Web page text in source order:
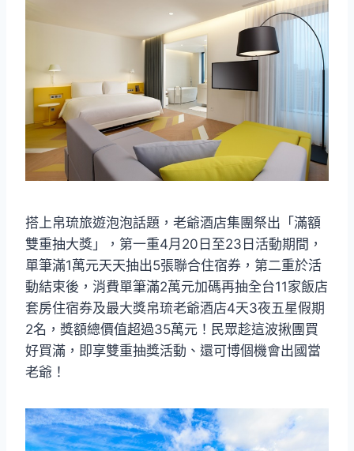
搭上帛琉旅遊泡泡話題，老爺酒店集團祭出「滿額
雙重抽大獎」，第一重4月20日至23日活動期間，
單筆滿1萬元天天抽出5張聯合住宿券，第二重於活
動結束後，消費單筆滿2萬元加碼再抽全台11家飯店
套房住宿券及最大獎帛琉老爺酒店4天3夜五星假期
2名，獎額總價值超過35萬元！民眾趁這波揪團買
好買滿，即享雙重抽獎活動、還可博個機會出國當
老爺！